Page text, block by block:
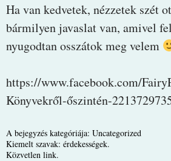
Ha van kedvetek, nézzetek szét
bármilyen javaslat van, amivel
nyugodtan osszátok meg velem
https://www.facebook.com/
Könyvekről-őszintén-
A bejegyzés kategóriája: Uncategorized
Kiemelt szavak: érdekességek.
Közvetlen link.